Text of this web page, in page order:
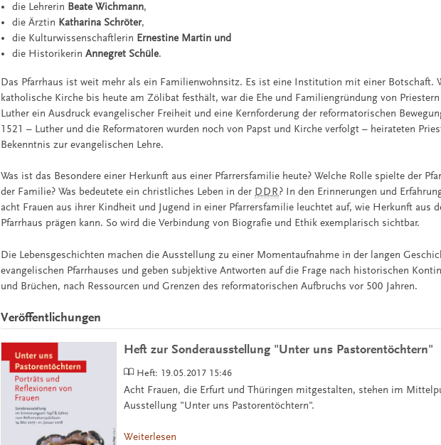
die Lehrerin Beate Wichmann,
die Ärztin Katharina Schröter,
die Kulturwissenschaftlerin Ernestine Martin und
die HistorikerinAnnegret Schüle.
Das Pfarrhaus ist weit mehr als ein Familienwohnsitz. Es ist eine Institution mit einer Botschaft.
katholische Kirche bis heute am Zölibat festhält, war die Ehe und Familiengründung von
Luther ein Ausdruck evangelischer Freiheit und eine Kernforderung der reformatorischen
1521 – Luther und die Reformatoren wurden noch von Papst und Kirche verfolgt – heirateten
Bekenntnis zur evangelischen Lehre.
Was ist das Besondere einer Herkunft aus einer Pfarrersfamilie heute? Welche Rolle spielte der
der Familie? Was bedeutete ein christliches Leben in der DDR? In den Erinnerungen und
acht Frauen aus ihrer Kindheit und Jugend in einer Pfarrersfamilie leuchtet auf, wie Herkunft aus
Pfarrhaus prägen kann. So wird die Verbindung von Biografie und Ethik exemplarisch sichtbar.
Die Lebensgeschichten machen die Ausstellung zu einer Momentaufnahme in der langen
evangelischen Pfarrhauses und geben subjektive Antworten auf die Frage nach historischen
und Brüchen, nach Ressourcen und Grenzen des reformatorischen Aufbruchs vor 500 Jahren.
Veröffentlichungen
Heft zur Sonderausstellung "Unter uns Pastorentöchtern"
Heft: 19.05.2017 15:46
Acht Frauen, die Erfurt und Thüringen mitgestalten, stehen im
Ausstellung "Unter uns Pastorentöchtern".
Weiterlesen